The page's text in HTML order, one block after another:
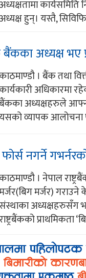
अध्यक्षतामा कार्यसमिति
अध्यक्ष हुन्। यस्तै,
अध्यक्ष भए
। बैंक तथा
अधिकारमा
अध्यक्षहरुले
व्यापक आलोचना
नगर्ने
। नेपाल
मर्जर)
अध्यक्षहरुसँग
प्राथमिकता